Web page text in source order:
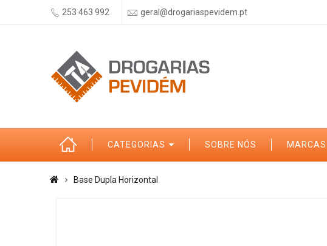
253 463 992 geral@drogariaspevidem.pt
CATEGORIAS SOBRE NÓS MARCAS
Base Dupla Horizontal